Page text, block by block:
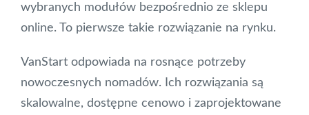
wybranych modułów bezpośrednio ze sklepu
online. To pierwsze takie rozwiązanie na rynku.
VanStart odpowiada na rosnące potrzeby
nowoczesnych nomadów. Ich rozwiązania są
skalowalne, dostępne cenowo i zaprojektowane